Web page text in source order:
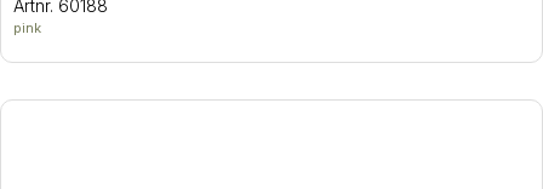
Artnr. 60188
pink